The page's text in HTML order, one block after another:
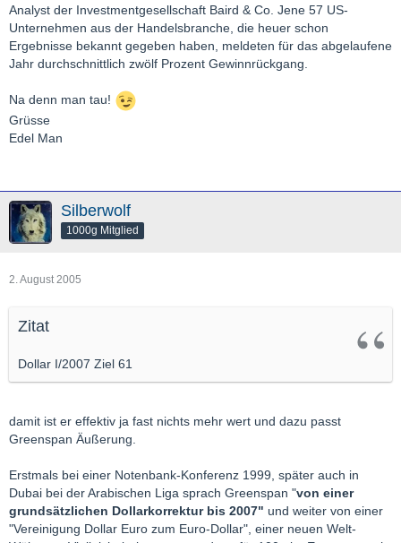
Analyst der Investmentgesellschaft Baird & Co. Jene 57 US-
Unternehmen aus der Handelsbranche, die heuer schon
Ergebnisse bekannt gegeben haben, meldeten für das abgelaufene
Jahr durchschnittlich zwölf Prozent Gewinnrückgang.
Na denn man tau!
Grüsse
Edel Man
Silberwolf
1000g Mitglied
2. August 2005
Zitat
Dollar I/2007 Ziel 61
damit ist er effektiv ja fast nichts mehr wert und dazu passt
Greenspan Äußerung.
Erstmals bei einer Notenbank-Konferenz 1999, später auch in
Dubai bei der Arabischen Liga sprach Greenspan "von einer
grundsätzlichen Dollarkorrektur bis 2007" und weiter von einer
"Vereinigung Dollar Euro zum Euro-Dollar", einer neuen Welt-